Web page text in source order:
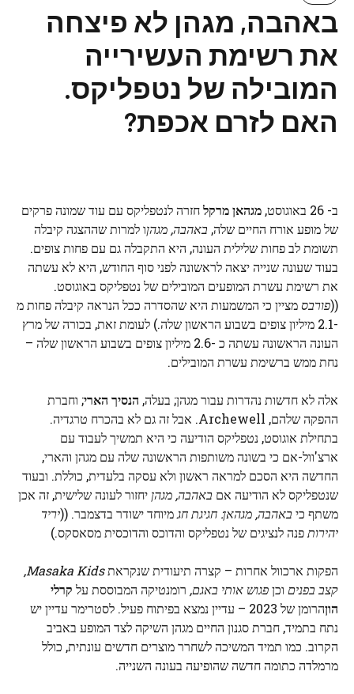
באהבה, מגהן לא פיצחה
את רשימת העשירייה
המובילה של נטפליקס.
האם לזרם אכפת?
ב- 26 באוגוסט, מגהאן מרקלחזרה לנטפליקס עם עוד שמונה פרקים
של מופע אורח החיים שלה, באהבה, מגהןו למרות שההצגה קיבלה
תשומת לב פחות שלילית העונה, היא התקבלה גם עם פחות צופים.
בעוד שעונה שנייה יצאה לראשונה לפני סוף החודש, היא לא עשתה
את רשימת עשרת המופעים המובילים של נטפליקס באוגוסט.
((פורבסמציין כי המשמעות היא שהסדרה ככל הנראה קיבלה פחות מ
-2.1 מיליון צופים בשבוע הראשון שלה.) לעומת זאת, בכורה של מרץ
העונה הראשונה עשתה כ -2.6 מיליון צופים בשבוע הראשון שלה –
נחת ממש ברשימת עשרת המובילים.
אלה לא חדשות נהדרות עבור מגהן; בעלה, הנסיך הארי; וחברת
ההפקה שלהם, Archewell. אבל זה גם לא בהכרח טרגדיה.
בתחילת אוגוסט, נטפליקס הודיעה כי היא תמשיך לעבוד עם
ארצ'וול-אם כי בשונה משותפות הראשונה שלה עם מגהן והארי,
החדשה היא הסכם למראה ראשון ולא עסקה בלעדית, כוללת. ובעוד
שנטפליקס לא הודיעה אם באהבה, מגהן יחזור לעונה שלישית, זה אכן
משתף כי באהבה, מגהאן: חגיגת חגמיוחד ישודר בדצמבר. ((יריד
יהירותפנה לנציגים של נטפליקס והדוכס והדוכסית מסאסקס.)
הפקות ארכוול אחרות – קצרה תיעודית שנקראת
Masaka Kids,
קצב בפנים וכןפגוש אותי באגם, רומנטיקה המבוססת על קרלי
הון
הרומן של 2023 – עדיין נמצא בפיתוח פעיל. לסטרימר עדיין יש
נתח בתמיד, חברת סגנון החיים מגהן השיקה לצד המופע באביב
הקרוב. כמו תמיד המשיכה לשחרר מוצרים חדשים עונתית, כולל
מרמלדה כתומה חדשה שהופיעה בעונה השנייה.